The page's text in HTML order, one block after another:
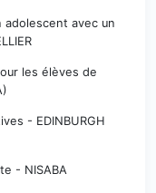
adolescent avec un
les élèves de
- EDINBURGH
- NISABA